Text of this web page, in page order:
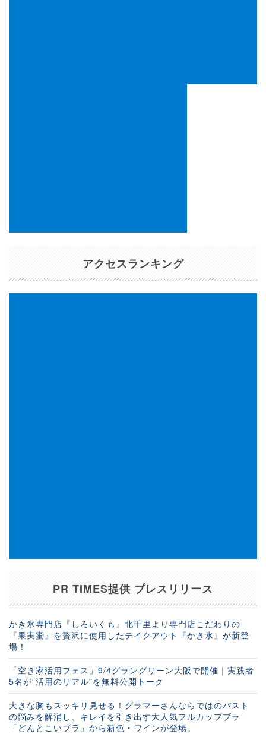
アクセスランキング
PR TIMES提供 プレスリリース
かき氷専門店『しろいくも』北千里より専門店こだわりの
『果実蜜』を贅沢に使用したテイクアウト『かき氷』が新登
場！
「空き家活用フェス」9/4グラングリーン大阪で開催｜実践者
5名が“活用のリアル”を無料公開トーク
大きな胸もスッキリ見せる！グラマーさんならではのバスト
の悩みを解消し、キレイを引き出す大人気フルカップブラ
「どんとこいブラ」から新色・ワインが登場。